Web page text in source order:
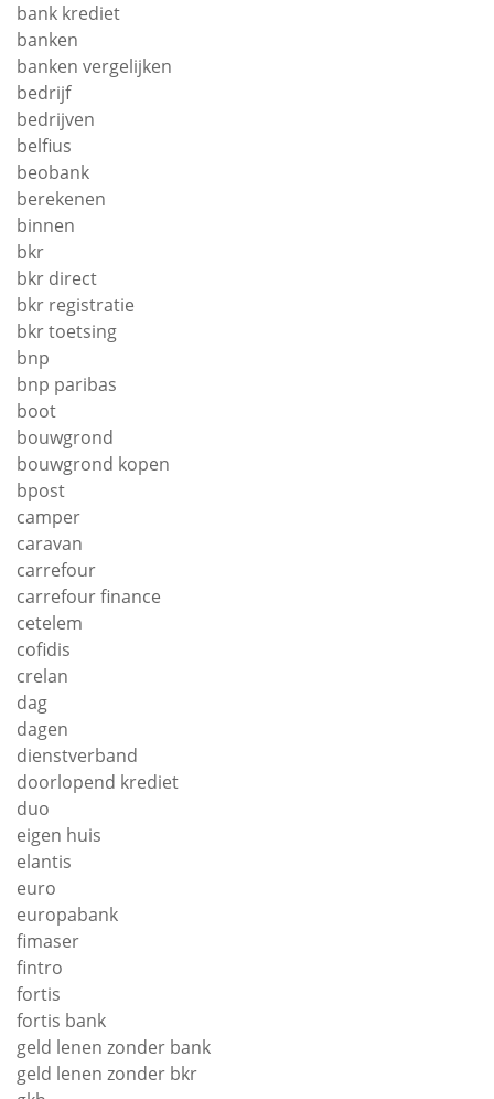
bank krediet
banken
banken vergelijken
bedrijf
bedrijven
belfius
beobank
berekenen
binnen
bkr
bkr direct
bkr registratie
bkr toetsing
bnp
bnp paribas
boot
bouwgrond
bouwgrond kopen
bpost
camper
caravan
carrefour
carrefour finance
cetelem
cofidis
crelan
dag
dagen
dienstverband
doorlopend krediet
duo
eigen huis
elantis
euro
europabank
fimaser
fintro
fortis
fortis bank
geld lenen zonder bank
geld lenen zonder bkr